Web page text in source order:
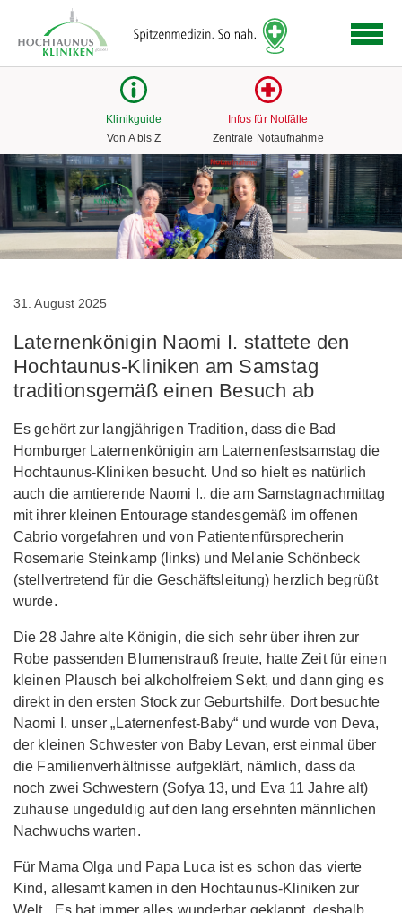
Link
zur
Startseite
Klinikguide
Von A bis Z
Infos für Notfälle
Zentrale Notaufnahme
31. August 2025
Laternenkönigin Naomi I. stattete den
Hochtaunus-Kliniken am Samstag
traditionsgemäß einen Besuch ab
Es gehört zur langjährigen Tradition, dass die Bad
Homburger Laternenkönigin am Laternenfestsamstag die
Hochtaunus-Kliniken besucht. Und so hielt es natürlich
auch die amtierende Naomi I., die am Samstagnachmittag
mit ihrer kleinen Entourage standesgemäß im offenen
Cabrio vorgefahren und von Patientenfürsprecherin
Rosemarie Steinkamp (links) und Melanie Schönbeck
(stellvertretend für die Geschäftsleitung) herzlich begrüßt
wurde.
Die 28 Jahre alte Königin, die sich sehr über ihren zur
Robe passenden Blumenstrauß freute, hatte Zeit für einen
kleinen Plausch bei alkoholfreiem Sekt, und dann ging es
direkt in den ersten Stock zur Geburtshilfe. Dort besuchte
Naomi I. unser „Laternenfest-Baby“ und wurde von Deva,
der kleinen Schwester von Baby Levan, erst einmal über
die Familienverhältnisse aufgeklärt, nämlich, dass da
noch zwei Schwestern (Sofya 13, und Eva 11 Jahre alt)
zuhause ungeduldig auf den lang ersehnten männlichen
Nachwuchs warten.
Für Mama Olga und Papa Luca ist es schon das vierte
Kind, allesamt kamen in den Hochtaunus-Kliniken zur